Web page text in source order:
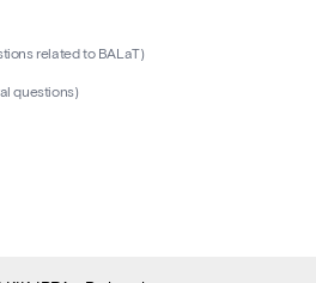
related to BALaT)
questions)